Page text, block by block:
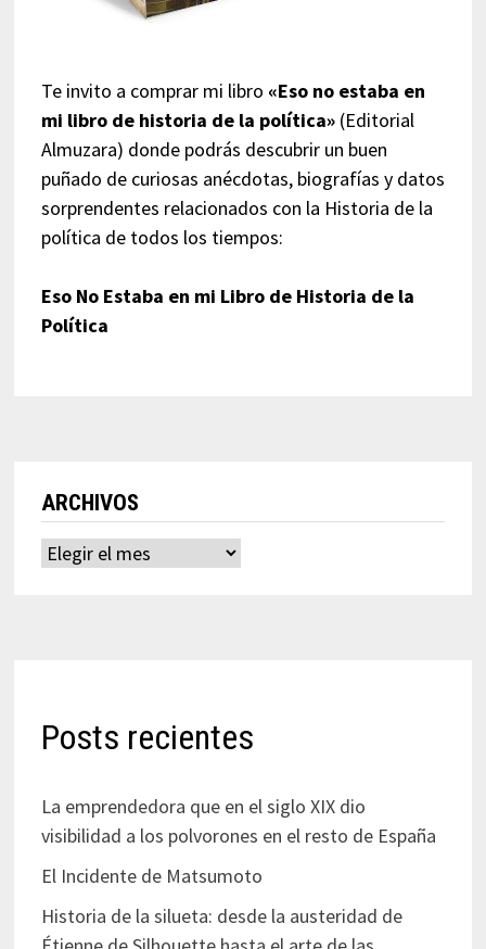
Te invito a comprar mi libro «Eso no estaba en
mi libro de historia de la política»(Editorial
Almuzara) donde podrás descubrir un buen
puñado de curiosas anécdotas, biografías y datos
sorprendentes relacionados con la Historia de la
política de todos los tiempos:
Eso No Estaba en mi Libro de Historia de la
Política
ARCHIVOS
Archivos
Posts recientes
La emprendedora que en el siglo XIX dio
visibilidad a los polvorones en el resto de España
El Incidente de Matsumoto
Historia de la silueta: desde la austeridad de